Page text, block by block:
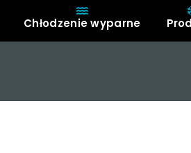
Chłodzenie wyparne